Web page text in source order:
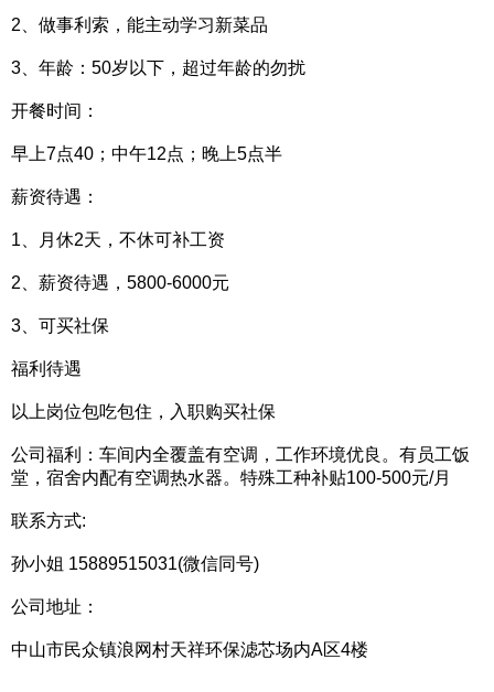
2、做事利索，能主动学习新菜品
3、年龄：50岁以下，超过年龄的勿扰
开餐时间：
早上7点40；中午12点；晚上5点半
薪资待遇：
1、月休2天，不休可补工资
2、薪资待遇，5800-6000元
3、可买社保
福利待遇
以上岗位包吃包住，入职购买社保
公司福利：车间内全覆盖有空调，工作环境优良。有员工饭
堂，宿舍内配有空调热水器。特殊工种补贴100-500元/月
联系方式:
孙小姐 15889515031(微信同号)
公司地址：
中山市民众镇浪网村天祥环保滤芯场内A区4楼